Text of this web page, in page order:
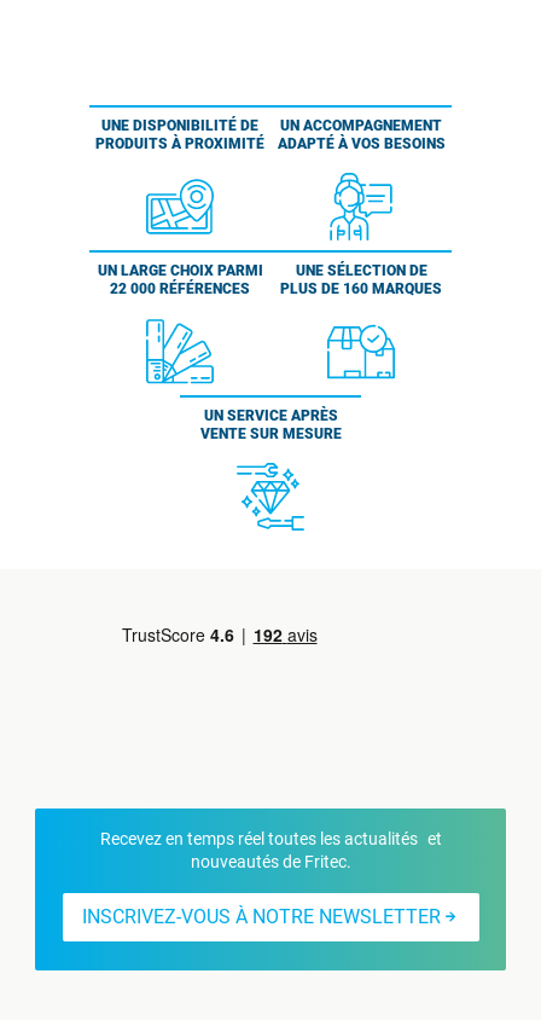
UNE DISPONIBILITÉ DE
PRODUITS À PROXIMITÉ
UN ACCOMPAGNEMENT
ADAPTÉ À VOS BESOINS
UN LARGE CHOIX PARMI
22 000 RÉFÉRENCES
UNE SÉLECTION DE
PLUS DE 160 MARQUES
UN SERVICE APRÈS
VENTE SUR MESURE
Recevez en temps réel toutes les actualités et
nouveautés de Fritec.
INSCRIVEZ-VOUS À NOTRE NEWSLETTER